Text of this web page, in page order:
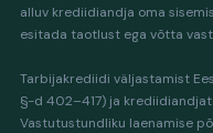
alluv krediidiandja oma
esitada taotlust ega võtta
Tarbijakrediidi väljastamist
§-d 402–417) ja
Vastutustundliku laenamise